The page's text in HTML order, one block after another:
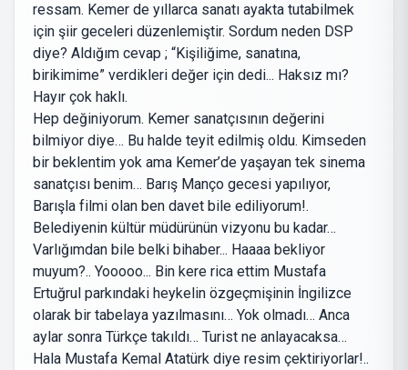
ressam. Kemer de yıllarca sanatı ayakta tutabilmek
için şiir geceleri düzenlemiştir. Sordum neden DSP
diye? Aldığım cevap ; “Kişiliğime, sanatına,
birikimime” verdikleri değer için dedi... Haksız mı?
Hayır çok haklı.
Hep değiniyorum. Kemer sanatçısının değerini
bilmiyor diye… Bu halde teyit edilmiş oldu. Kimseden
bir beklentim yok ama Kemer’de yaşayan tek sinema
sanatçısı benim… Barış Manço gecesi yapılıyor,
Barışla filmi olan ben davet bile ediliyorum!.
Belediyenin kültür müdürünün vizyonu bu kadar…
Varlığımdan bile belki bihaber... Haaaa bekliyor
muyum?.. Yooooo... Bin kere rica ettim Mustafa
Ertuğrul parkındaki heykelin özgeçmişinin İngilizce
olarak bir tabelaya yazılmasını… Yok olmadı… Anca
aylar sonra Türkçe takıldı… Turist ne anlayacaksa…
Hala Mustafa Kemal Atatürk diye resim çektiriyorlar!..